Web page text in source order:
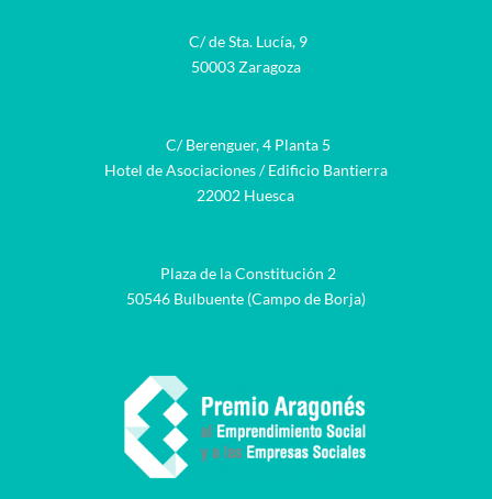
C/ de Sta. Lucía, 9
50003 Zaragoza
C/ Berenguer, 4 Planta 5
Hotel de Asociaciones / Edificio Bantierra
22002 Huesca
Plaza de la Constitución 2
50546 Bulbuente (Campo de Borja)